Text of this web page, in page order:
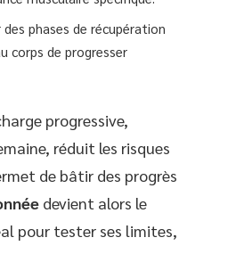
phases de récupération
corps de progresser
progressive,
réduit les risques
de bâtir des progrès
devient alors le
pour tester ses limites,